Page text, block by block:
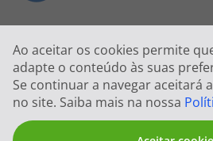
Ao aceitar os cookies permite
adapte o conteúdo às suas
Se continuar a navegar aceitará
no site. Saiba mais na nossa
2026 © Todos os direitos reservados:Top